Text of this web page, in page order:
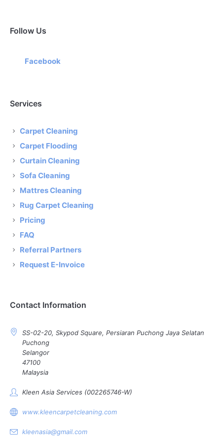
Follow Us
Facebook
Services
Carpet Cleaning
Carpet Flooding
Curtain Cleaning
Sofa Cleaning
Mattres Cleaning
Rug Carpet Cleaning
Pricing
FAQ
Referral Partners
Request E-Invoice
Contact Information
SS-02-20, Skypod Square, Persiaran Puchong Jaya Selatan
Puchong
Selangor
47100
Malaysia
Kleen Asia Services (002265746-W)
www.kleencarpetcleaning.com
kleenasia@gmail.com